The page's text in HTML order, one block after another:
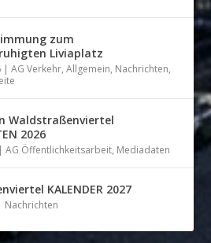
zum
Liviaplatz
|AG Verkehr,Allgemein, Nachrichten,
Waldstraßenviertel
2026
|AG Öffentlichkeitsarbeit, Mediadaten
KALENDER 2027
Nachrichten